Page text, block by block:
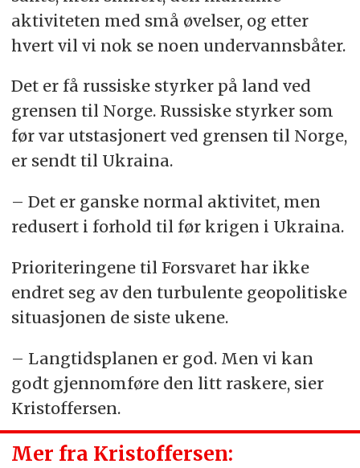
aktiviteten med små øvelser, og etter
hvert vil vi nok se noen undervannsbåter.
Det er få russiske styrker på land ved
grensen til Norge. Russiske styrker som
før var utstasjonert ved grensen til Norge,
er sendt til Ukraina.
– Det er ganske normal aktivitet, men
redusert i forhold til før krigen i Ukraina.
Prioriteringene til Forsvaret har ikke
endret seg av den turbulente geopolitiske
situasjonen de siste ukene.
– Langtidsplanen er god. Men vi kan
godt gjennomføre den litt raskere, sier
Kristoffersen.
Mer fra Kristoffersen: